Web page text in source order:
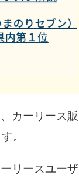
カーリース販
。
リースユーザ